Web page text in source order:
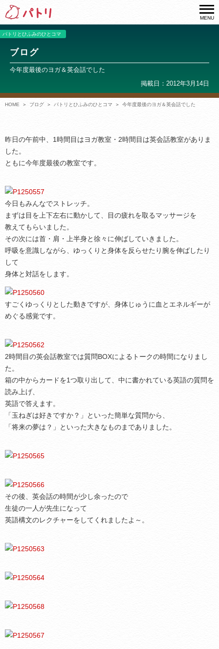
MENU
パトリとひふみのひとコマ
ブログ
今年度最後のヨガ＆英会話でした
掲載日：2012年3月14日
HOME ブログ パトリとひふみのひとコマ 今年度最後のヨガ＆英会話でした
昨日の午前中、1時間目はヨガ教室・2時間目は英会話教室がありま
した。
ともに今年度最後の教室です。
今日もみんなでストレッチ。
まずは目を上下左右に動かして、目の疲れを取るマッサージを
教えてもらいました。
その次には首・肩・上半身と徐々に伸ばしていきました。
呼吸を意識しながら、ゆっくりと身体を反らせたり腕を伸ばしたり
して
身体と対話をします。
すごくゆっくりとした動きですが、身体じゅうに血とエネルギーが
めぐる感覚です。
2時間目の英会話教室では質問BOXによるトークの時間になりまし
た。
箱の中からカードを1つ取り出して、中に書かれている英語の質問を
読み上げ、
英語で答えます。
「玉ねぎは好きですか？」といった簡単な質問から、
「将来の夢は？」といった大きなものまでありました。
その後、英会話の時間が少し余ったので
生徒の一人が先生になって
英語構文のレクチャーをしてくれましたよ～。